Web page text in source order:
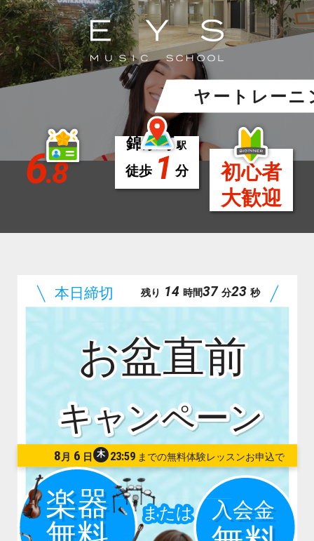
イヤートレー
6.8
錦糸町駅
徒歩 1 分
初心者
大歓迎
お盆直前
8 月 6 日 木23:59
残り 14 時間37 分22 秒